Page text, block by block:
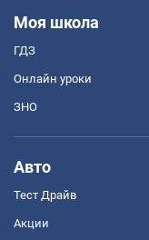
Моя школа
ГДЗ
Онлайн уроки
ЗНО
Авто
Тест Драйв
Акции